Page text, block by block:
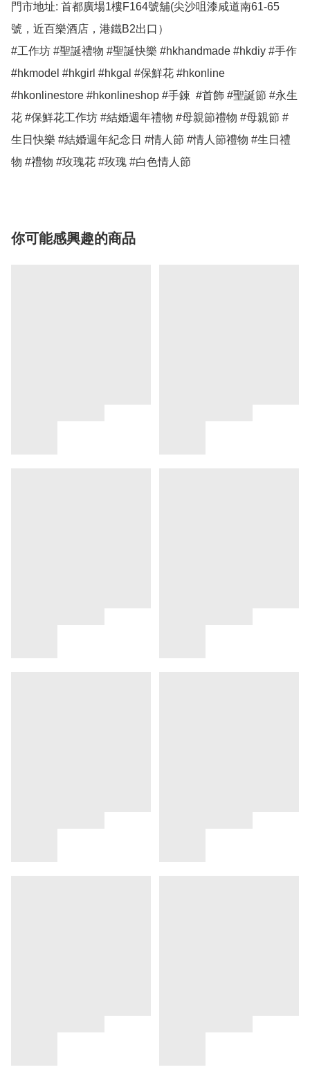
門市地址: 首都廣場1樓F164號舖(尖沙咀漆咸道南61-65
號，近百樂酒店，港鐵B2出口）
#工作坊 #聖誕禮物 #聖誕快樂 #hkhandmade #hkdiy #手作
#hkmodel #hkgirl #hkgal #保鮮花 #hkonline
#hkonlinestore #hkonlineshop #手錬  #首飾 #聖誕節 #永生
花 #保鮮花工作坊 #結婚週年禮物 #母親節禮物 #母親節 #
生日快樂 #結婚週年紀念日 #情人節 #情人節禮物 #生日禮
物 #禮物 #玫瑰花 #玫瑰 #白色情人節
你可能感興趣的商品